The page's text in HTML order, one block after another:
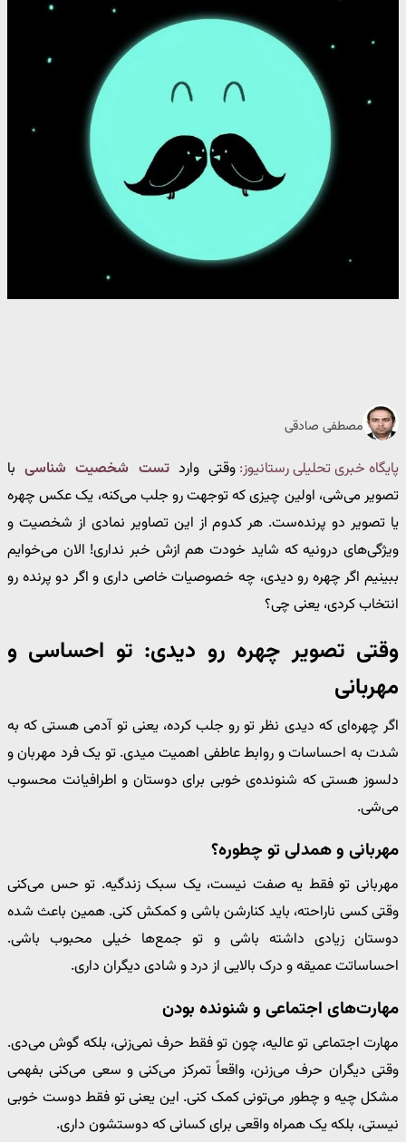
مصطفی صادقی
پایگاه خبری تحلیلی رستانیوز: وقتی واردتست شخصیت شناسیبا
تصویر می‌شی، اولین چیزی که توجهت رو جلب می‌کنه، یک عکس چهره
یا تصویر دو پرنده‌ست. هر کدوم از این تصاویر نمادی از شخصیت و
ویژگی‌های درونیه که شاید خودت هم ازش خبر نداری! الان می‌خوایم
ببینیم اگر چهره رو دیدی، چه خصوصیات خاصی داری و اگر دو پرنده رو
انتخاب کردی، یعنی چی؟
وقتی تصویر چهره رو دیدی: تو احساسی و
مهربانی
اگر چهره‌ای که دیدی نظر تو رو جلب کرده، یعنی تو آدمی هستی که به
شدت به احساسات و روابط عاطفی اهمیت میدی. تو یک فرد مهربان و
دلسوز هستی که شنونده‌ی خوبی برای دوستان و اطرافیانت محسوب
می‌شی.
مهربانی و همدلی تو چطوره؟
مهربانی تو فقط یه صفت نیست، یک سبک زندگیه. تو حس می‌کنی
وقتی کسی ناراحته، باید کنارشن باشی و کمکش کنی. همین باعث شده
دوستان زیادی داشته باشی و تو جمع‌ها خیلی محبوب باشی.
احساساتت عمیقه و درک بالایی از درد و شادی دیگران داری.
مهارت‌های اجتماعی و شنونده بودن
مهارت اجتماعی تو عالیه، چون تو فقط حرف نمی‌زنی، بلکه گوش می‌دی.
وقتی دیگران حرف می‌زنن، واقعاً تمرکز می‌کنی و سعی می‌کنی بفهمی
مشکل چیه و چطور می‌تونی کمک کنی. این یعنی تو فقط دوست خوبی
نیستی، بلکه یک همراه واقعی برای کسانی که دوستشون داری.